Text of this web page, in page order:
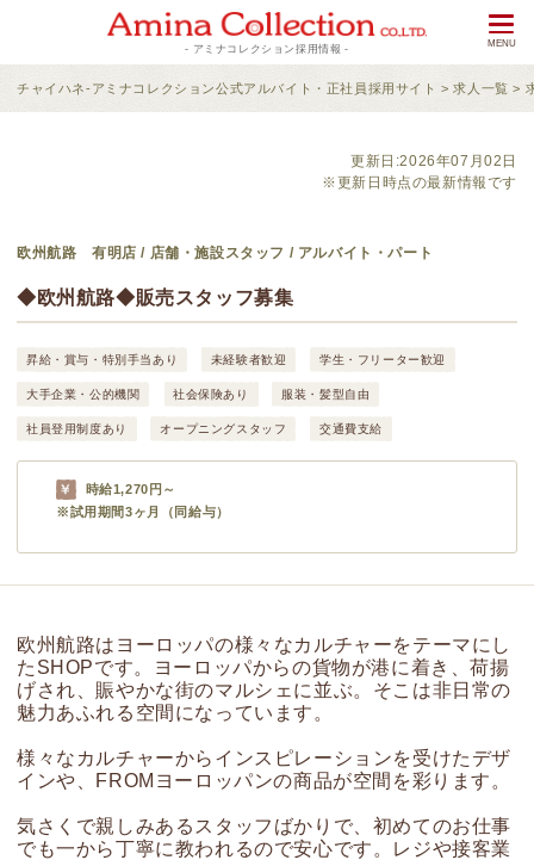
- アミナコレクション採用情報 -
チャイハネ-アミナコレクション公式アルバイト・正社員採用サイト > 求人一覧 >
更新日:2026年07月02日
※更新日時点の最新情報です
欧州航路 有明店 / 店舗・施設スタッフ / アルバイト・パート
◆欧州航路◆販売スタッフ募集
昇給・賞与・特別手当あり 未経験者歓迎 学生・フリーター歓迎
大手企業・公的機関 社会保険あり 服装・髪型自由
社員登用制度あり オープニングスタッフ 交通費支給
時給1,270円～
※試用期間3ヶ月（同給与）
欧州航路はヨーロッパの様々なカルチャーをテーマにし
たSHOPです。ヨーロッパからの貨物が港に着き、荷揚
げされ、賑やかな街のマルシェに並ぶ。そこは非日常の
魅力あふれる空間になっています。
様々なカルチャーからインスピレーションを受けたデザ
インや、FROMヨーロッパンの商品が空間を彩ります。
気さくで親しみあるスタッフばかりで、初めてのお仕事
でも一から丁寧に教われるので安心です。レジや接客業